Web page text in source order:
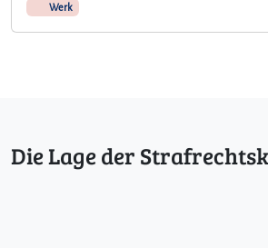
Werk
Die Lage der